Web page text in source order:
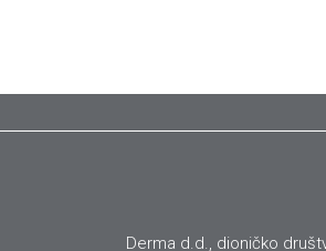
Derma d.d., dioničko